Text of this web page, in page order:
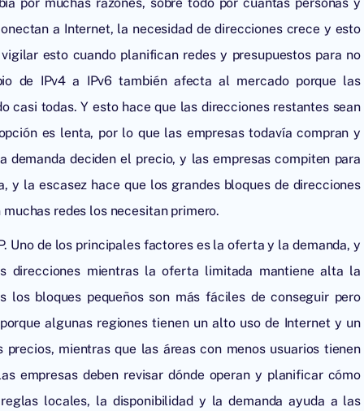
a Internet, la necesidad de direcciones crece y esto
esto cuando planifican redes y presupuestos para no
de IPv4 a IPv6 también afecta al mercado porque las
casi todas. Y esto hace que las direcciones restantes sean
es lenta, por lo que las empresas todavía compran y
deciden el precio, y las empresas compiten para
la escasez hace que los grandes bloques de direcciones
redes los necesitan primero.
de los principales factores es la oferta y la demanda, y
direcciones mientras la oferta limitada mantiene alta la
bloques pequeños son más fáciles de conseguir pero
algunas regiones tienen un alto uso de Internet y un
mientras que las áreas con menos usuarios tienen
empresas deben revisar dónde operan y planificar cómo
locales, la disponibilidad y la demanda ayuda a las